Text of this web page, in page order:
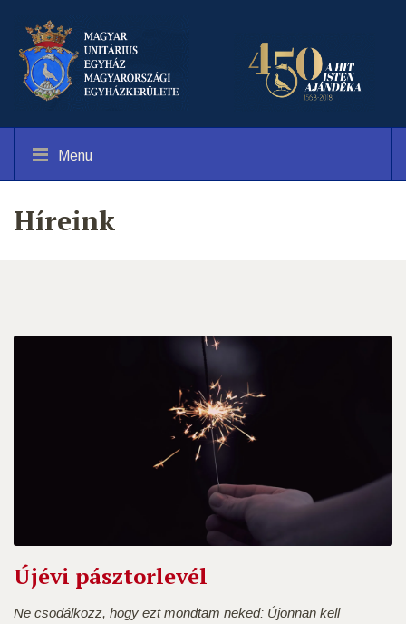
Menu
Híreink
Újévi pásztorlevél
Ne csodálkozz, hogy ezt mondtam neked: Újonnan kell